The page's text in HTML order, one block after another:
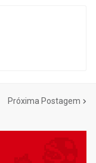
Próxima Postagem